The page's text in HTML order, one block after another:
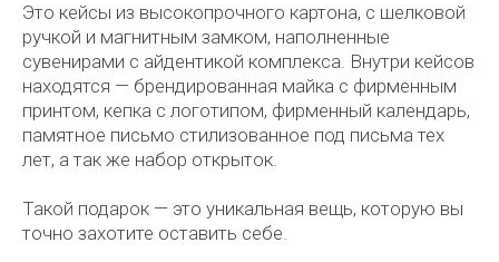
Это кейсы из высокопрочного картона, с шелковой
ручкой и магнитным замком, наполненные
сувенирами с айдентикой комплекса. Внутри кейсов
находятся — брендированная майка с фирменным
принтом, кепка с логотипом, фирменный календарь,
памятное письмо стилизованное под письма тех
лет, а так же набор открыток.
Такой подарок — это уникальная вещь, которую вы
точно захотите оставить себе.